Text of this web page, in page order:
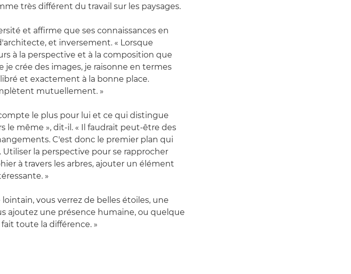
très différent du travail sur les paysages.
et affirme que ses connaissances en
et inversement. « Lorsque
à la perspective et à la composition que
crée des images, je raisonne en termes
et exactement à la bonne place.
mutuellement. »
le plus pour lui et ce qui distingue
le même », dit-il. « Il faudrait peut-être des
C'est donc le premier plan qui
la perspective pour se rapprocher
à travers les arbres, ajouter un élément
»
vous verrez de belles étoiles, une
ajoutez une présence humaine, ou quelque
toute la différence. »